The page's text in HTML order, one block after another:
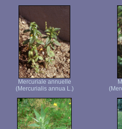
Mercuriale annuelle
(Mercurialis annua L.)